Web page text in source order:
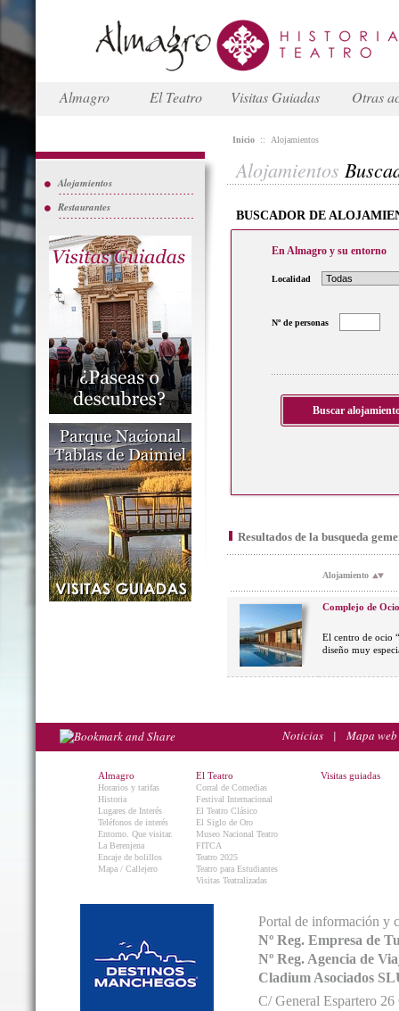
Almagro El Teatro Visitas Guiadas Otras
Alojamientos
Restaurantes
Inicio :: Alojamientos
Alojamientos
BUSCADOR DE
En Almagro y su entorno
Localidad
Nº de personas
Resultados de la busqueda
Alojamiento
Complejo de
El centro de ocio
diseño muy
Noticias | Mapa web
Almagro
Horarios y tarifas
Historia
Lugares de Interés
Teléfonos de interés
Entorno. Que visitar.
La Berenjena
Encaje de bolillos
Mapa / Callejero
El Teatro
Corral de Comedias
Festival Internacional
El Teatro Clásico
El Siglo de Oro
Museo Nacional Teatro
FITCA
Teatro 2025
Teatro para Estudiantes
Visitas Teatralizadas
Visitas guiadas
Portal de información y
Nº Reg. Empresa de
Nº Reg. Agencia de
Cladium Asociados
C/ General Espartero